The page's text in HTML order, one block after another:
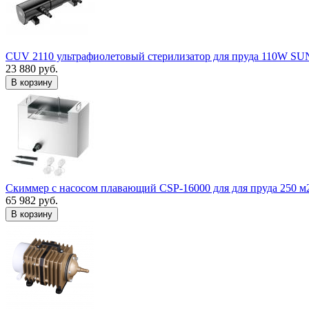
CUV 2110 ультрафиолетовый стерилизатор для пруда 110W
23 880 руб.
В корзину
Скиммер с насосом плавающий CSP-16000 для для пруда 250
65 982 руб.
В корзину